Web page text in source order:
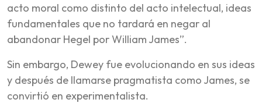
acto moral como distinto del acto intelectual, ideas
fundamentales que no tardará en negar al
abandonar Hegel por William James”.
Sin embargo, Dewey fue evolucionando en sus ideas
y después de llamarse pragmatista como James, se
convirtió en experimentalista.